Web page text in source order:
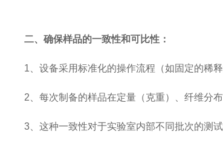
二、确保样品的一致性和可比性：
1 、设备采用标准化的操作流程（如固定的稀
2 、每次制备的样品在定量（克重）、纤维分
3 、这种一致性对于实验室内部不同批次的测